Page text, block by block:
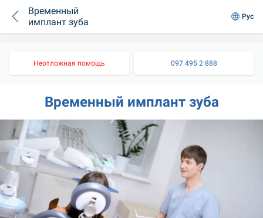
Временный
имплант зуба
Рус
Неотложная помощь 097 495 2 888
Временный имплант зуба